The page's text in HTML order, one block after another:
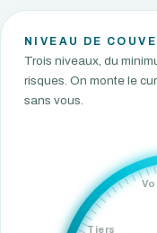
NIVEAU DE
Trois niveaux, du
risques. On monte le
sans vous.
Tiers